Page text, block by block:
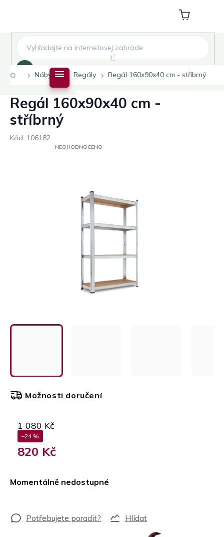
Nákupní
košík
DomůNábytek Regály Regál 160x90x40 cm - stříbrný
Regál 160x90x40 cm -
stříbrný
Kód: 106182
PRŮMĚRNÉNEOHODNOCENO
1 080 Kč
–24 %
820 Kč
Momentálně nedostupné
Možnosti doručení
Hlídat